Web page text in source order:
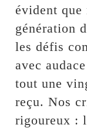
évident que
génération
les défis
avec
tout une
reçu. Nos
rigoureux :